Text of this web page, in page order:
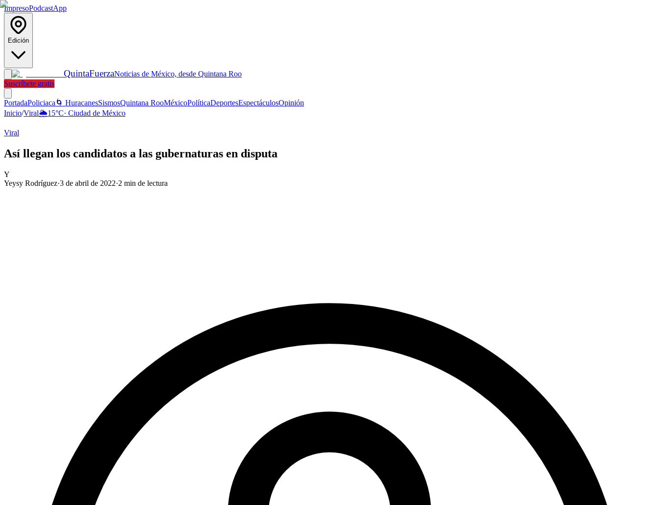
ImpresoPodcastApp
Edición
QuintaFuerzaNoticias de México, desde Quintana Roo
Suscríbete gratis
PortadaPoliciaca 🌀 HuracanesSismosQuintana RooMéxicoPolíticaDeportesEspectáculosOpinión
Inicio/Viral🌦️15°C· Ciudad de México
Viral
Así llegan los candidatos a las gubernaturas en disputa
Y
Yeysy Rodríguez·3 de abril de 2022·2 min de lectura